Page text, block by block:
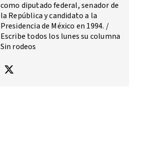
como diputado federal, senador de
la República y candidato a la
Presidencia de México en 1994. /
Escribe todos los lunes su columna
Sin rodeos